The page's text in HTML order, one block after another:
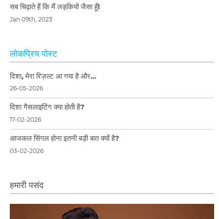
सब चिढ़ाते हैं कि मैं लड़कियों जैसा हूँ!
Jan 09th, 2023
लोकप्रिय पोस्ट
दिशा, मेरा रिज़ल्ट आ गया है और…
26-05-2026
दिशा गैसलाइटिंग क्या होती है?
17-02-2026
आजकल सिंगल होना इतनी बड़ी बात क्यों है?
03-02-2026
हमारी पसंद